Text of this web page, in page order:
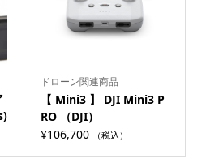
ドローン関連商品
【 Mini3 】 DJI Mini3 P
RO （DJI）
¥106,700 （税込）